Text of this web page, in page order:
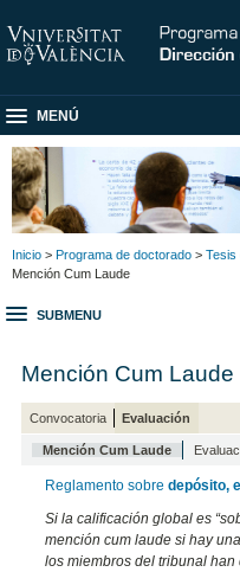
MENÚ
Inicio > Programa de doctorado > Tesis
Mención Cum Laude
SUBMENU
Mención Cum Laude
Convocatoria Evaluación
Mención Cum Laude
Reglamento sobredepósito,
Si la calificación global es
mención cum laude si hay
los miembros del tribunal